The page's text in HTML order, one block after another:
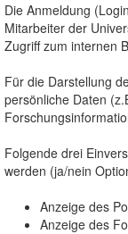
Die Anmeldung
Mitarbeiter der
Zugriff zum internen
Für die Darstellung
persönliche Daten
Folgende drei
werden (ja/nein
Anzeige des
Anzeige des